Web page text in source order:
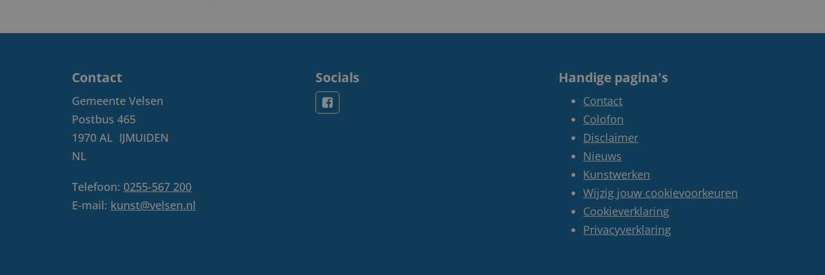
Contact
Gemeente Velsen
Postbus 465
1970 AL IJMUIDEN
NL
Telefoon: 0255-567 200
E-mail: kunst@velsen.nl
Socials Handige pagina's
Contact
Colofon
Disclaimer
Nieuws
Kunstwerken
Wijzig jouw cookievoorkeuren
Cookieverklaring
Privacyverklaring